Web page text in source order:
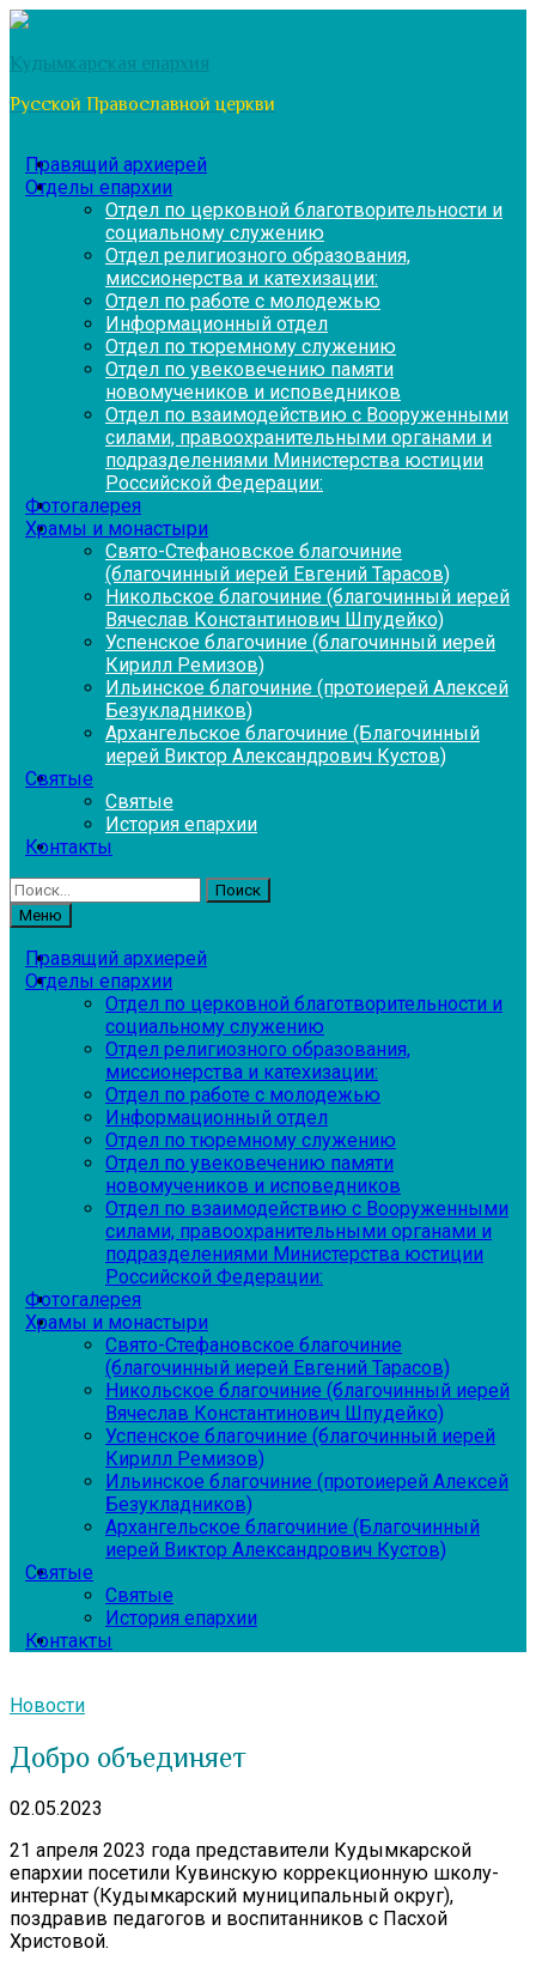
Перейти
содержимому
Кудымкарская епархия
Русской Православной церкви
Правящий архиерей
Отделы епархии
Отдел по церковной благотворительности и
социальному служению
Отдел религиозного образования,
миссионерства и катехизации:
Отдел по работе с молодежью
Информационный отдел
Отдел по тюремному служению
Отдел по увековечению памяти
новомучеников и исповедников
Отдел по взаимодействию с Вооруженными
силами, правоохранительными органами и
подразделениями Министерства юстиции
Российской Федерации:
Фотогалерея
Храмы и монастыри
Свято-Стефановское благочиние
(благочинный иерей Евгений Тарасов)
Никольское благочиние (благочинный иерей
Вячеслав Константинович Шпудейко)
Успенское благочиние (благочинный иерей
Кирилл Ремизов)
Ильинское благочиние (протоиерей Алексей
Безукладников)
Архангельское благочиние (Благочинный
иерей Виктор Александрович Кустов)
Святые
Святые
История епархии
Контакты
Найти:
Меню
Правящий архиерей
Отделы епархии
Отдел по церковной благотворительности и
социальному служению
Отдел религиозного образования,
миссионерства и катехизации:
Отдел по работе с молодежью
Информационный отдел
Отдел по тюремному служению
Отдел по увековечению памяти
новомучеников и исповедников
Отдел по взаимодействию с Вооруженными
силами, правоохранительными органами и
подразделениями Министерства юстиции
Российской Федерации:
Фотогалерея
Храмы и монастыри
Свято-Стефановское благочиние
(благочинный иерей Евгений Тарасов)
Никольское благочиние (благочинный иерей
Вячеслав Константинович Шпудейко)
Успенское благочиние (благочинный иерей
Кирилл Ремизов)
Ильинское благочиние (протоиерей Алексей
Безукладников)
Архангельское благочиние (Благочинный
иерей Виктор Александрович Кустов)
Святые
Святые
История епархии
Контакты
Новости
Добро объединяет
02.05.2023
21 апреля 2023 года представители Кудымкарской
епархии посетили Кувинскую коррекционную школу-
интернат (Кудымкарский муниципальный округ),
поздравив педагогов и воспитанников с Пасхой
Христовой.